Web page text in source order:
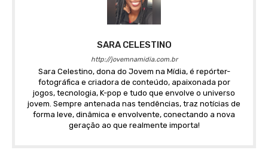
SARA CELESTINO
http://jovemnamidia.com.br
Sara Celestino, dona do Jovem na Mídia, é repórter-
fotográfica e criadora de conteúdo, apaixonada por
jogos, tecnologia, K-pop e tudo que envolve o universo
jovem. Sempre antenada nas tendências, traz notícias de
forma leve, dinâmica e envolvente, conectando a nova
geração ao que realmente importa!